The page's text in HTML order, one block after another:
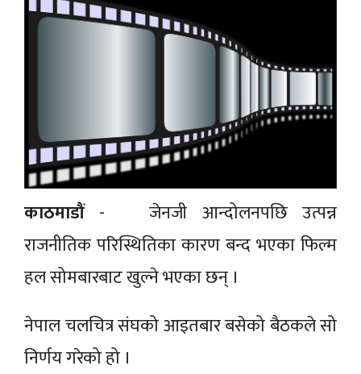
काठमाडौं - जेनजी आन्दोलनपछि उत्पन्न
राजनीतिक परिस्थितिका कारण बन्द भएका फिल्म
हल सोमबारबाट खुल्ने भएका छन् ।
नेपाल चलचित्र संघको आइतबार बसेको बैठकले सो
निर्णय गरेको हो ।